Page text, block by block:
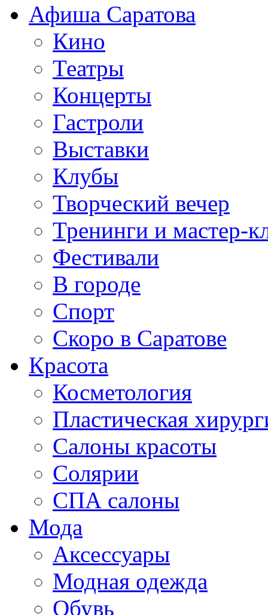
Афиша Саратова
Кино
Театры
Концерты
Гастроли
Выставки
Клубы
Творческий вечер
Тренинги и мастер-
Фестивали
В городе
Спорт
Скоро в Саратове
Красота
Косметология
Пластическая
Салоны красоты
Солярии
СПА салоны
Мода
Аксессуары
Модная одежда
Обувь